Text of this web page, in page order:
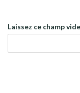
Laissez ce champ